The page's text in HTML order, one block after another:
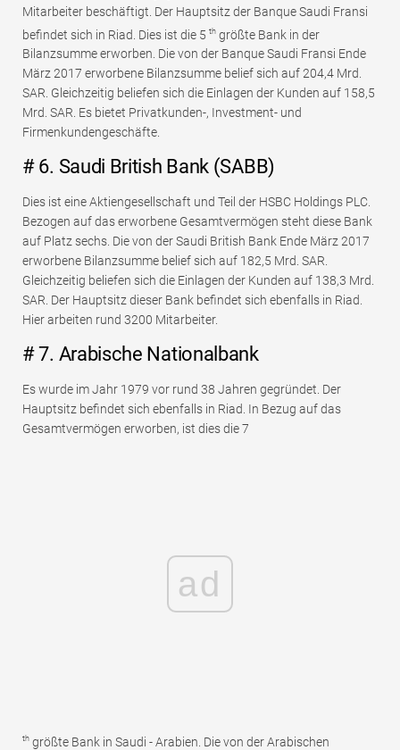
Mitarbeiter beschäftigt. Der Hauptsitz der Banque Saudi Fransi
befindet sich in Riad. Dies ist die 5 th größte Bank in der
Bilanzsumme erworben. Die von der Banque Saudi Fransi Ende
März 2017 erworbene Bilanzsumme belief sich auf 204,4 Mrd.
SAR. Gleichzeitig beliefen sich die Einlagen der Kunden auf 158,5
Mrd. SAR. Es bietet Privatkunden-, Investment- und
Firmenkundengeschäfte.
# 6. Saudi British Bank (SABB)
Dies ist eine Aktiengesellschaft und Teil der HSBC Holdings PLC.
Bezogen auf das erworbene Gesamtvermögen steht diese Bank
auf Platz sechs. Die von der Saudi British Bank Ende März 2017
erworbene Bilanzsumme belief sich auf 182,5 Mrd. SAR.
Gleichzeitig beliefen sich die Einlagen der Kunden auf 138,3 Mrd.
SAR. Der Hauptsitz dieser Bank befindet sich ebenfalls in Riad.
Hier arbeiten rund 3200 Mitarbeiter.
# 7. Arabische Nationalbank
Es wurde im Jahr 1979 vor rund 38 Jahren gegründet. Der
Hauptsitz befindet sich ebenfalls in Riad. In Bezug auf das
Gesamtvermögen erworben, ist dies die 7
ad
th größte Bank in Saudi - Arabien. Die von der Arabischen